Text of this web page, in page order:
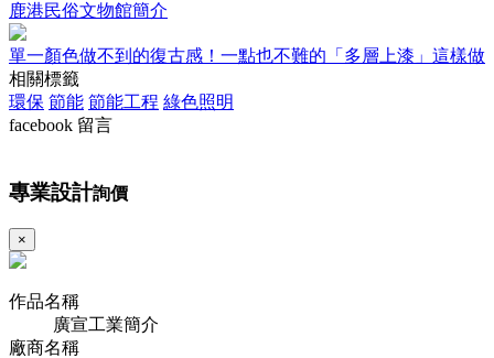
鹿港民俗文物館簡介
單一顏色做不到的復古感！一點也不難的「多層上漆」這樣做
相關標籤
環保 節能 節能工程 綠色照明
facebook 留言
專業設計詢價
×
作品名稱
廣宣工業簡介
廠商名稱